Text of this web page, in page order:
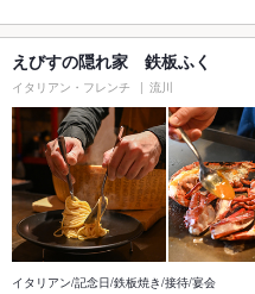
えびすの隠れ家 鉄板ふく
イタリアン・フレンチ 流川
イタリアン/記念日/鉄板焼き/接待/宴会